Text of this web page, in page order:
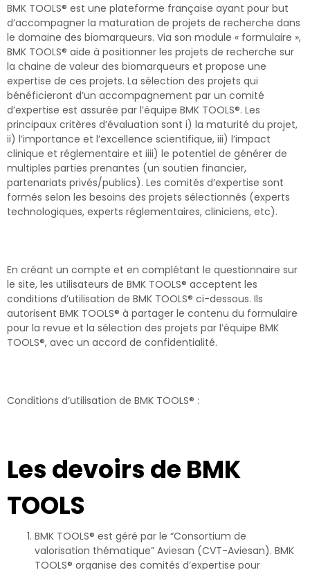
BMK TOOLS® est une plateforme française ayant pour but
d’accompagner la maturation de projets de recherche dans
le domaine des biomarqueurs. Via son module « formulaire »,
BMK TOOLS® aide à positionner les projets de recherche sur
la chaine de valeur des biomarqueurs et propose une
expertise de ces projets. La sélection des projets qui
bénéficieront d’un accompagnement par un comité
d’expertise est assurée par l’équipe BMK TOOLS®. Les
principaux critères d’évaluation sont i) la maturité du projet,
ii) l’importance et l’excellence scientifique, iii) l’impact
clinique et réglementaire et iiii) le potentiel de générer de
multiples parties prenantes (un soutien financier,
partenariats privés/publics). Les comités d’expertise sont
formés selon les besoins des projets sélectionnés (experts
technologiques, experts réglementaires, cliniciens, etc).
En créant un compte et en complétant le questionnaire sur
le site, les utilisateurs de BMK TOOLS® acceptent les
conditions d’utilisation de BMK TOOLS® ci-dessous. Ils
autorisent BMK TOOLS® à partager le contenu du formulaire
pour la revue et la sélection des projets par l’équipe BMK
TOOLS®, avec un accord de confidentialité.
Conditions d’utilisation de BMK TOOLS® :
Les devoirs de BMK
TOOLS
BMK TOOLS® est géré par le “Consortium de
valorisation thématique” Aviesan (CVT-Aviesan). BMK
TOOLS® organise des comités d’expertise pour